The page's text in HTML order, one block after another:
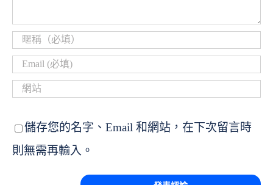
儲存您的名字、Email 和網站，在下次留言時
則無需再輸入。